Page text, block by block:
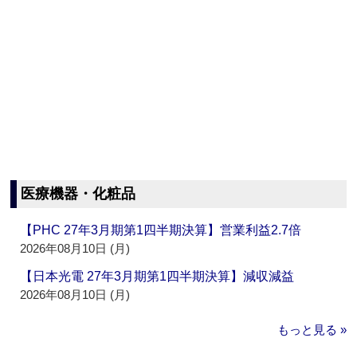
医療機器・化粧品
【PHC 27年3月期第1四半期決算】営業利益2.7倍
2026年08月10日 (月)
【日本光電 27年3月期第1四半期決算】減収減益
2026年08月10日 (月)
もっと見る »